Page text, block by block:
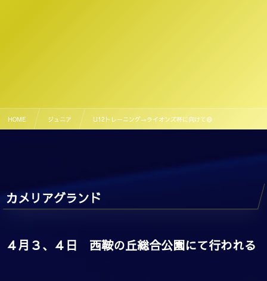
HOME ジュニア U12トレーニング→ライオンズ杯に向けて😄
カメリアグランド
４月３、４日 西鞍の丘総合公園にて行われる